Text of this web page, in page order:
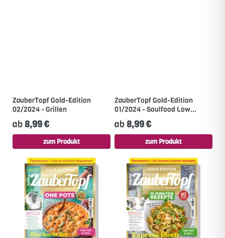
ZauberTopf Gold-Edition
02/2024 - Grillen
ab 8,99 €
zum Produkt
ZauberTopf Gold-Edition
01/2024 - Soulfood Low...
ab 8,99 €
zum Produkt